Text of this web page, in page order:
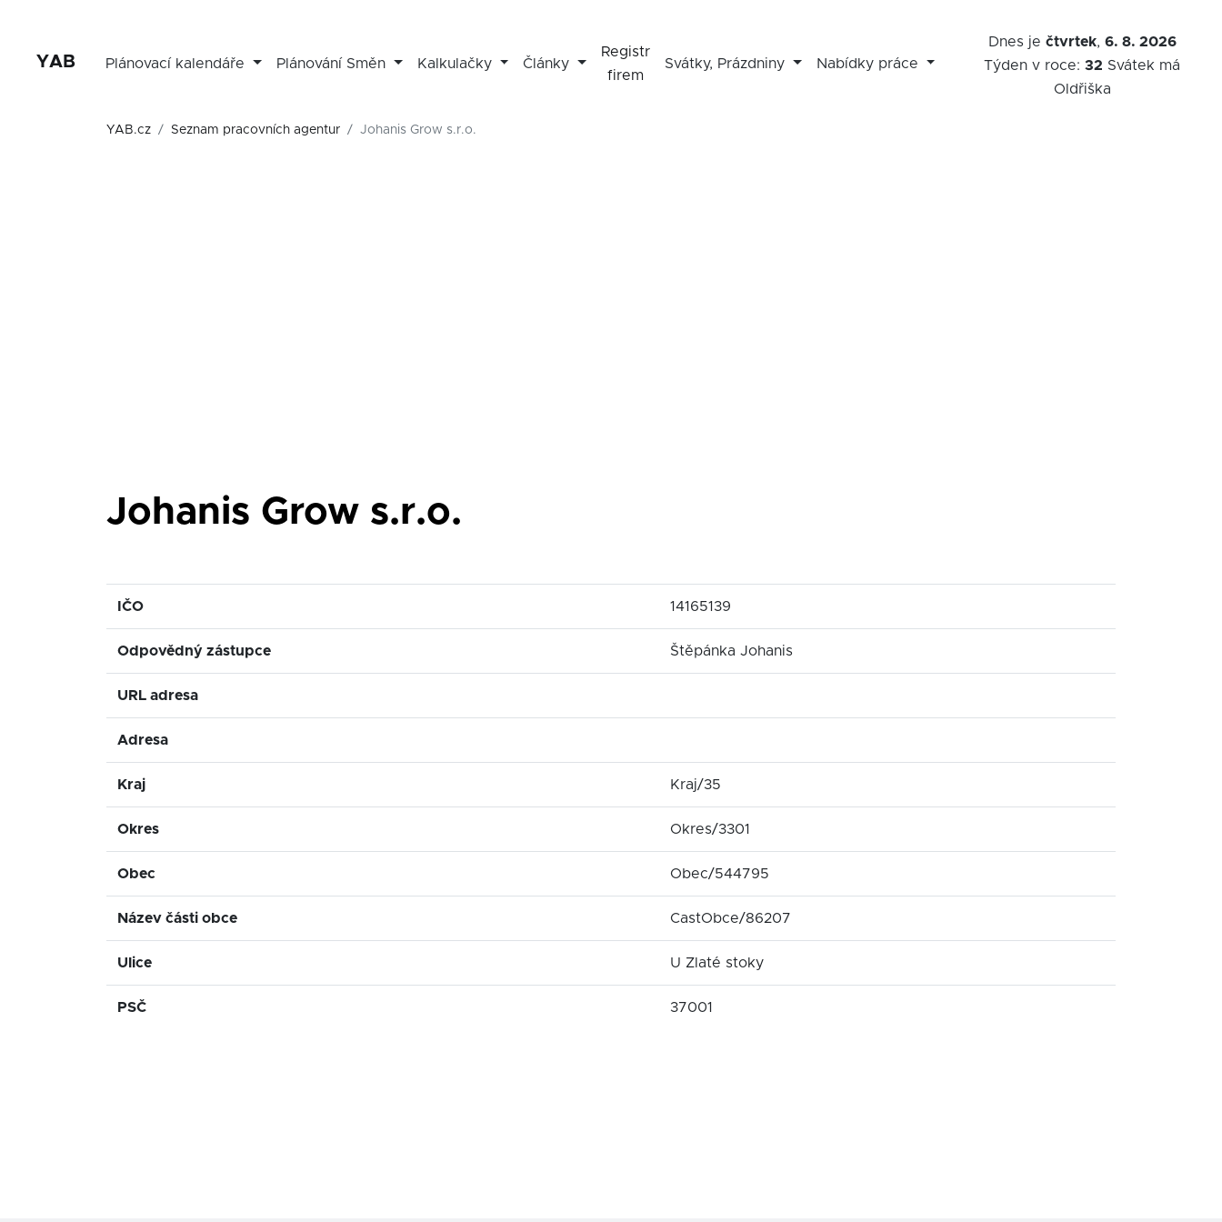
YAB Plánovací kalendáře Plánování Směn Kalkulačky Články
Registr
firem
Svátky, Prázdniny Nabídky práce
Dnes je čtvrtek, 6. 8. 2026
Týden v roce:32 Svátek má
Oldřiška
YAB.cz Seznam pracovních agentur Johanis Grow s.r.o.
Johanis Grow s.r.o.
IČO 14165139
Odpovědný zástupce Štěpánka Johanis
URL adresa
Adresa
Kraj Kraj/35
Okres Okres/3301
Obec Obec/544795
Název části obce CastObce/86207
Ulice U Zlaté stoky
PSČ 37001